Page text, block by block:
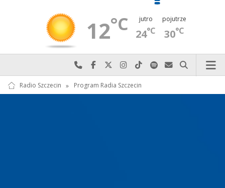
12°C jutro
24°C
pojutrze
30°C
Najlepiej po prostu do nas zadzwoń
Odwiedź nas na Facebook-u
Odwiedź nas na X
Odwiedź nas na Instagram-ie
Odwiedź nas na TikTok-u
Szukaj nas na Spotify
Wyślij do nas
Szukaj
Radio Szczecin » Program Radia Szczecin